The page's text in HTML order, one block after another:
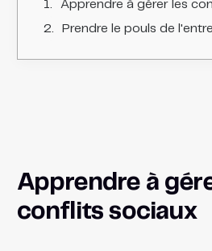
Apprendre à gérer les
Prendre le pouls de
Apprendre à
conflits sociaux